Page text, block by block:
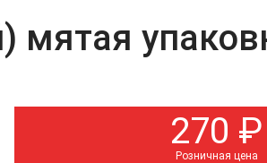
270 ₽
Розничная цена